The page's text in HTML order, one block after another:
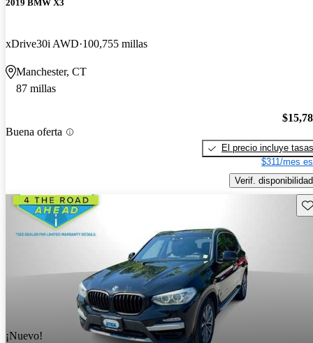
2019 BMW X3
xDrive30i AWD 100,755 millas
Manchester, CT
87 millas
Buena oferta
El precio incluye tasas
$311/mes
Verif. disponibilidad
¡Nuevo!